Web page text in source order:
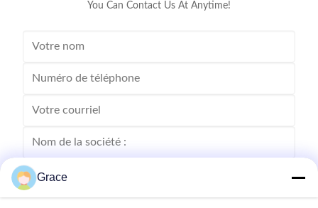
You Can Contact Us At Anytime!
Grace